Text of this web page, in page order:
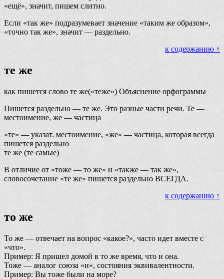
«ещё», значит, пишем слитно.
Если «так же» подразумевает значение «таким же образом»,
«точно так же», значит — раздельно.
к содержанию ↑
те же
как пишется слово те же(«теже») Объяснение орфограммы
Пишется раздельно — те же. Это разные части речи. Те —
местоимение, же — частица
«те» — указат. местоимение, «же» — частица, которая всегда
пишется раздельно
те же (те самые)
В отличие от «тоже — то же» и «также — так же»,
словосочетание «те же» пишется раздельно ВСЕГДА.
к содержанию ↑
то же
То же — отвечает на вопрос «какое?», часто идет вместе с
«что».
Пример: Я пришел домой в то же время, что и она.
Тоже — аналог союза «и», состояния эквивалентности.
Пример: Вы тоже были на море?